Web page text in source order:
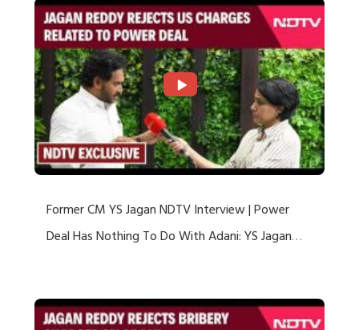
Former CM YS Jagan NDTV Interview | Power
Deal Has Nothing To Do With Adani: YS Jagan